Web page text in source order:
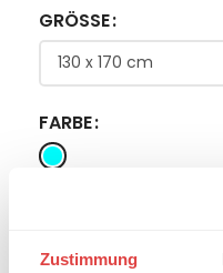
Zustimmung
GRÖSSE
FARBE
IN